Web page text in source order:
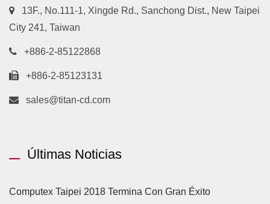
13F., No.111-1, Xingde Rd., Sanchong Dist., New Taipei
City 241, Taiwan
+886-2-85122868
+886-2-85123131
sales@titan-cd.com
Últimas Noticias
Computex Taipei 2018 Termina Con Gran Éxito